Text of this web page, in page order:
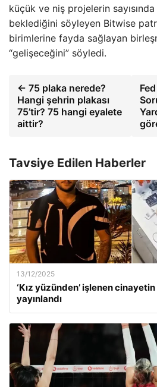
küçük ve niş projelerin
beklediğini söyleyen Bitwise
birimlerine fayda sağlayan
“gelişeceğini” söyledi.
← 75 plaka nerede?
Hangi şehrin plakası
75’tir? 75 hangi eyalete
aittir?
Tavsiye Edilen Haberler
13/12/2025
‘Kız yüzünden’ işlenen
yayınlandı